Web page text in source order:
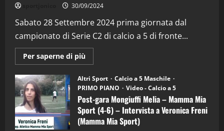
30/09/2024
Sabato 28 Settembre 2024 prima giornata dal
campionato di Serie C2 di calcio a 5 di fronte...
Per saperne di più
informazioni
Post-
gara
Mongiuffi
Melia
–
Mamma
Mia
Sport
Altri Sport
Calcio a 5 Maschile
PRIMO PIANO
Video - Calcio a 5
Post-gara Mongiuffi Melia – Mamma Mia
Sport (4-6) – Intervista a Veronica Freni
(Mamma Mia Sport)
2
“SportEmpire” in Podcast: 29^ Puntata
(Martedi 28 Aprile 2026)
28/04/2026
3
"SportEmpire" in Podcast
“SportEmpire” in Podcast: 28^ Puntata
(Martedi 21 Aprile 2026)
21/04/2026